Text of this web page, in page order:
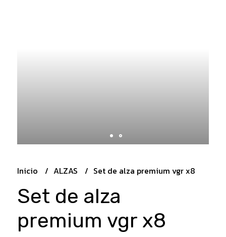
Inicio ALZAS Set de alza premium vgr x8
Set de alza
premium vgr x8